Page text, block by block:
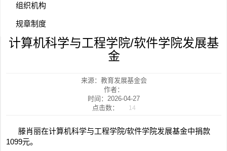
组织机构
规章制度
计算机科学与工程学院/软件学院发展基
金
来源：教育发展基金会
作者：
时间：2026-04-27
点击数：
14
滕肖丽在计算机科学与工程学院/软件学院发展基金中捐款
1099元。